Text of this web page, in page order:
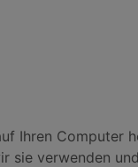
Ihren Computer
sie verwenden